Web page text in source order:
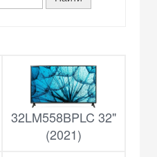
32LM558BPLC 32"
(2021)